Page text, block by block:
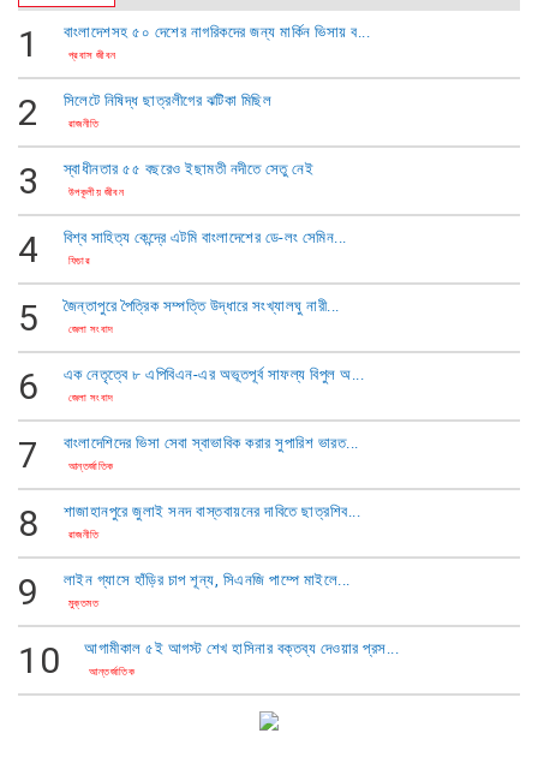
1 বাংলাদেশসহ ৫০ দেশের নাগরিকদের জন্য মার্কিন ভিসায় ব...
প্রবাস জীবন
2 সিলেটে নিষিদ্ধ ছাত্রলীগের ঝটিকা মিছিল
রাজনীতি
3 স্বাধীনতার ৫৫ বছরেও ইছামতী নদীতে সেতু নেই
উপকূলীয় জীবন
4 বিশ্ব সাহিত্য কেন্দ্রে এটমি বাংলাদেশের ডে-লং সেমিন...
ফিচার
5 জৈন্তাপুরে পৈত্রিক সম্পত্তি উদ্ধারে সংখ্যালঘু নারী...
জেলা সংবাদ
6 এক নেতৃত্বে ​৮ এপিবিএন-এর অভূতপূর্ব সাফল্য বিপুল অ...
জেলা সংবাদ
7 বাংলাদেশিদের ভিসা সেবা স্বাভাবিক করার সুপারিশ ভারত...
আন্তর্জাতিক
8 শাজাহানপুরে জুলাই সনদ বাস্তবায়নের দাবিতে ছাত্রশিব...
রাজনীতি
9 ​লাইন গ্যাসে হাঁড়ির চাপ শূন্য, সিএনজি পাম্পে মাইলে...
মুক্তমত
10 আগামীকাল ৫ই আগস্ট শেখ হাসিনার বক্তব্য দেওয়ার প্রস...
আন্তর্জাতিক